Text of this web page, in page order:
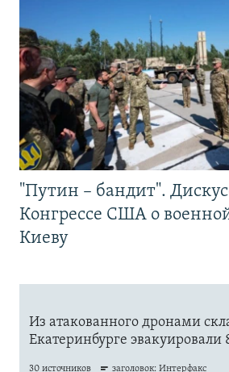
"Путин – бандит".
Конгрессе США о
Киеву